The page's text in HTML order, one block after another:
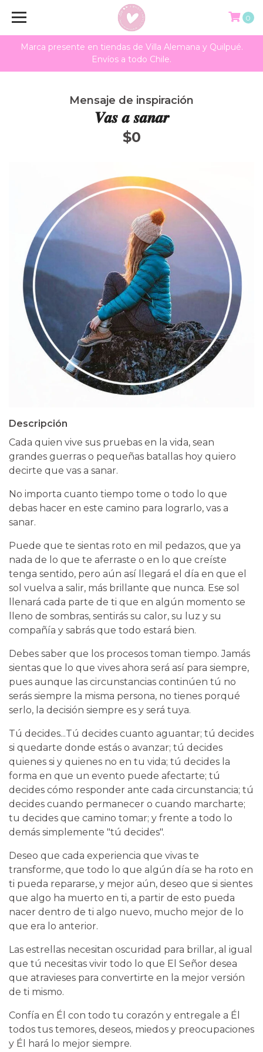
Marca presente en tiendas de Villa Alemana y Quilpué.
Envíos a todo Chile.
0
Mensaje de inspiración
𝑽𝒂𝒔 𝒂 𝒔𝒂𝒏𝒂𝒓
$0
Descripción
Cada quien vive sus pruebas en la vida, sean
grandes guerras o pequeñas batallas hoy quiero
decirte que vas a sanar.
No importa cuanto tiempo tome o todo lo que
debas hacer en este camino para lograrlo, vas a
sanar.
Puede que te sientas roto en mil pedazos, que ya
nada de lo que te aferraste o en lo que creíste
tenga sentido, pero aún así llegará el día en que el
sol vuelva a salir, más brillante que nunca. Ese sol
llenará cada parte de ti que en algún momento se
lleno de sombras, sentirás su calor, su luz y su
compañía y sabrás que todo estará bien.
Debes saber que los procesos toman tiempo. Jamás
sientas que lo que vives ahora será así para siempre,
pues aunque las circunstancias continúen tú no
serás siempre la misma persona, no tienes porqué
serlo, la decisión siempre es y será tuya.
Tú decides...Tú decides cuanto aguantar; tú decides
si quedarte donde estás o avanzar; tú decides
quienes si y quienes no en tu vida; tú decides la
forma en que un evento puede afectarte; tú
decides cómo responder ante cada circunstancia; tú
decides cuando permanecer o cuando marcharte;
tu decides que camino tomar; y frente a todo lo
demás simplemente "tú decides".
Deseo que cada experiencia que vivas te
transforme, que todo lo que algún día se ha roto en
ti pueda repararse, y mejor aún, deseo que si sientes
que algo ha muerto en ti, a partir de esto pueda
nacer dentro de ti algo nuevo, mucho mejor de lo
que era lo anterior.
Las estrellas necesitan oscuridad para brillar, al igual
que tú necesitas vivir todo lo que El Señor desea
que atravieses para convertirte en la mejor versión
de ti mismo.
Confía en Él con todo tu corazón y entregale a Él
todos tus temores, deseos, miedos y preocupaciones
y Él hará lo mejor siempre.